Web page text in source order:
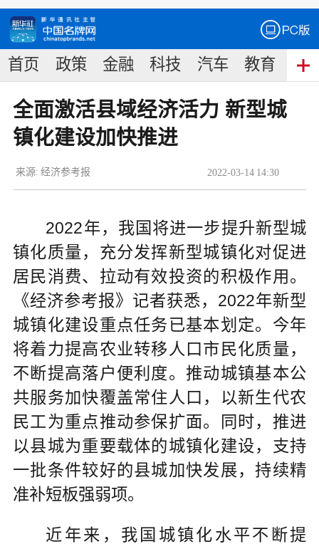
首页 政策 金融 科技 汽车 教育 食
全面激活县域经济活力 新型城
镇化建设加快推进
2022-03-14 14:30
来源: 经济参考报
2022年，我国将进一步提升新型城
镇化质量，充分发挥新型城镇化对促进
居民消费、拉动有效投资的积极作用。
《经济参考报》记者获悉，2022年新型
城镇化建设重点任务已基本划定。今年
将着力提高农业转移人口市民化质量，
不断提高落户便利度。推动城镇基本公
共服务加快覆盖常住人口，以新生代农
民工为重点推动参保扩面。同时，推进
以县城为重要载体的城镇化建设，支持
一批条件较好的县城加快发展，持续精
准补短板强弱项。
近年来，我国城镇化水平不断提